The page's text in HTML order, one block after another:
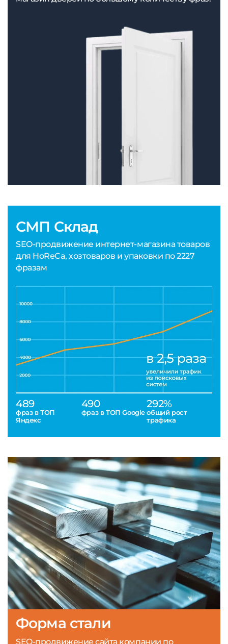
СМП Склад
SEO-продвижение интернет-магазина товаров
для HoReCa, хозтоваров и упаковки по 2227
фразам
489
фраз в ТОП
Яндекс
490
фраз в ТОП Google
292%
общий рост
трафика
Форма стали
SEO-продвижение сайта компании по